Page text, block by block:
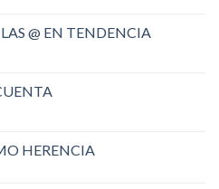
@ EN TENDENCIA
HERENCIA